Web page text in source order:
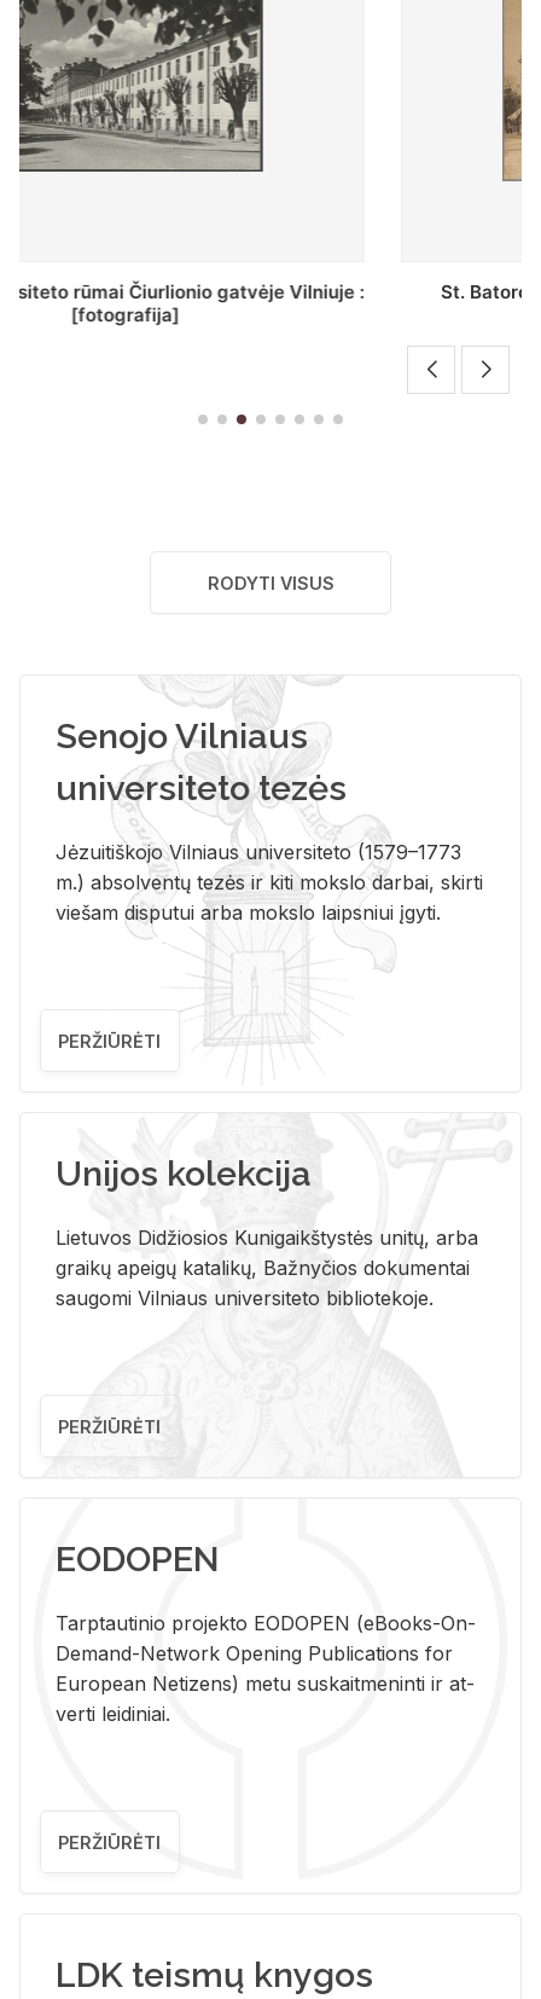
St. Batoro universiteto J. Pilsudskio kolegija :
RODYTI VISUS
Senojo Vilniaus
universiteto tezės
Jėzuitiškojo Vilniaus universiteto (1579–1773
m.) absolventų tezės ir kiti mokslo darbai, skirti
viešam disputui arba mokslo laipsniui įgyti.
PERŽIŪRĖTI
Unijos kolekcija
Lietuvos Didžiosios Kunigaikštystės unitų, arba
graikų apeigų katalikų, Bažnyčios dokumentai
saugomi Vilniaus universiteto bibliotekoje.
PERŽIŪRĖTI
EODOPEN
Tarp­tau­ti­nio pro­jek­to EO­DO­PEN (eBo­oks-On-
De­mand-Ne­twork Ope­ning Pub­li­ca­tions for
Eu­ro­pe­an Ne­ti­zens) metu su­skait­me­nin­ti ir at­
ver­ti lei­di­niai.
PERŽIŪRĖTI
LDK teismų knygos